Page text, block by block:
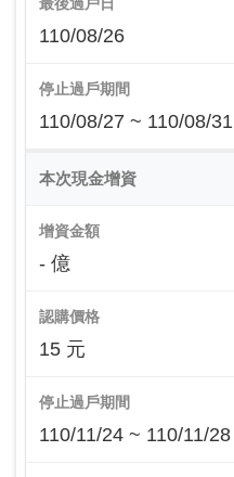
110/08/26
停止過戶期間
110/08/27 ~ 110/08/31
本次現金增資
增資金額
- 億
認購價格
15 元
停止過戶期間
110/11/24 ~ 110/11/28